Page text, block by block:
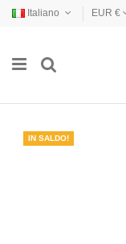
Italiano EUR €
IN SALDO!